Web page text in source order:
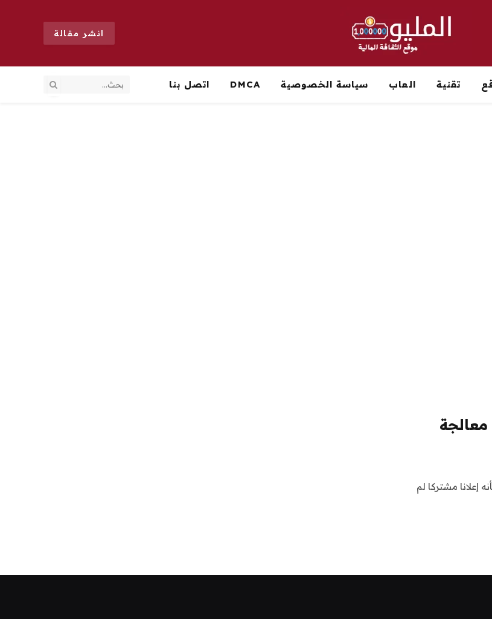
انشر مقالة
تقنية العاب سياسة الخصوصية DMCA اتصل بنا
إعلانا مشتركا لم